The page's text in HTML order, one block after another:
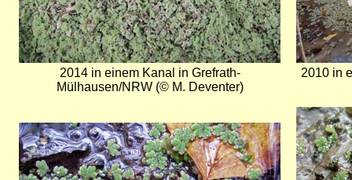
2014 in einem Kanal in Grefrath-
Mülhausen/NRW (© M. Deventer)
2010 in
Bild
Bild